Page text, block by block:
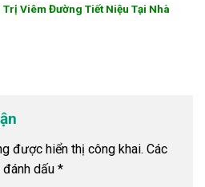
Viêm Đường Tiết Niệu Tại Nhà
được hiển thị công khai. Các
dấu *